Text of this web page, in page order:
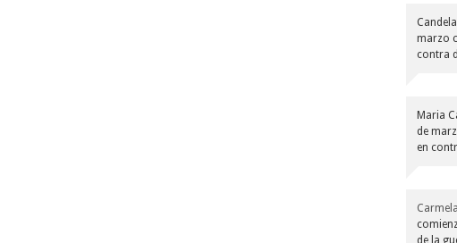
marzo
contra
Maria
de
en
de la